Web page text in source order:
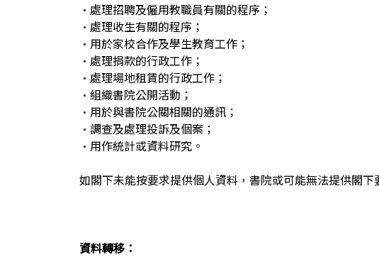
• 處理招聘及僱用教職員有關的程序；
• 處理收生有關的程序；
• 用於家校合作及學生教育工作；
• 處理捐款的行政工作；
• 處理場地租賃的行政工作；
• 組織書院公開活動；
• 用於與書院公關相關的通訊；
• 調查及處理投訴及個案；
• 用作統計或資料研究。
如閣下未能按要求提供個人資料，書院或可能無法提供閣下
資料轉移：